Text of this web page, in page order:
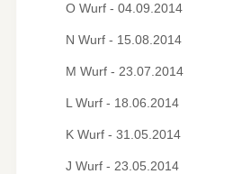
O Wurf - 04.09.2014
N Wurf - 15.08.2014
M Wurf - 23.07.2014
L Wurf - 18.06.2014
K Wurf - 31.05.2014
J Wurf - 23.05.2014